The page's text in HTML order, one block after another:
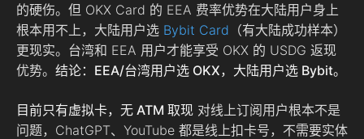
的硬伤。但 OKX Card 的 EEA 费率优势在大陆用户身上
根本用不上，大陆用户选 Bybit Card （有大陆成功样本）
更现实。台湾和 EEA 用户才能享受 OKX 的 USDG 返现
优势。 结论：EEA/台湾用户选 OKX，大陆用户选 Bybit。
目前只有虚拟卡，无 ATM 取现 对线上订阅用户根本不是
问题，ChatGPT、YouTube 都是线上扣卡号，不需要实体